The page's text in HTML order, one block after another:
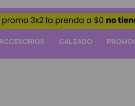
CALZADO